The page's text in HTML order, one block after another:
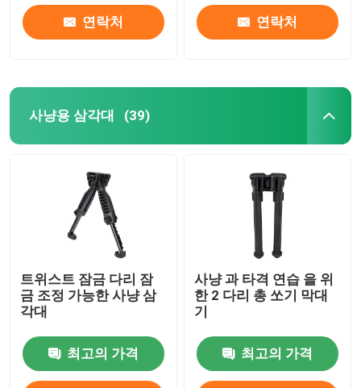
연락처 연락처
사냥용 삼각대 (39)
트위스트 잠금 다리 잠
금 조정 가능한 사냥 삼
각대
최고의 가격
사냥 과 타격 연습 을 위
한 2 다리 총 쏘기 막대
기
최고의 가격